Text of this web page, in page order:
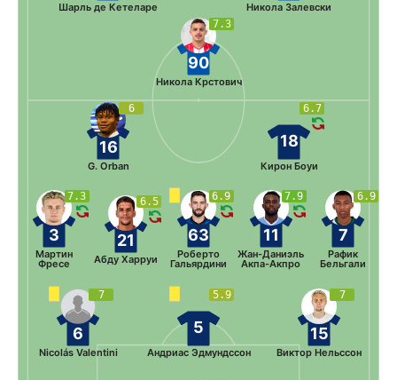
Никола Залевски
Шарль де Кетеларе
7.3
90
Никола Крстович
7
6
Nicolás Valentini
5.9
5
Андриас Эдмундссон
7
15
Виктор Нельссон
7.3
3
Мартин
Фресе
6.5
21
Абду Харруи
6.9
63
Роберто
Гальярдини
7.9
11
Жан-Даниэль
Акпа-Акпро
6.9
7
Рафик
Бельгали
6
16
G. Orban
6.7
18
Кирон Боуи